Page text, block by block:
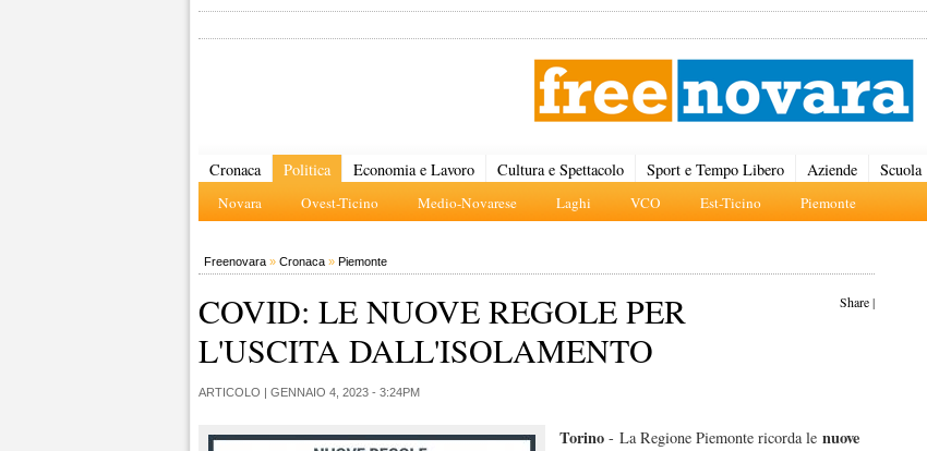
Cronaca Politica
Novara Ovest-Ticino Medio-Novarese Laghi VCO Est-Ticino Piemonte
Economia e Lavoro Cultura e Spettacolo Sport e Tempo Libero Aziende Scuola
Freenovara » Cronaca » Piemonte
Share|
COVID: LE NUOVE REGOLE PER
L'USCITA DALL'ISOLAMENTO
ARTICOLO | GENNAIO 4, 2023 - 3:24PM
Torino - La Regione Piemonte ricorda le nuove